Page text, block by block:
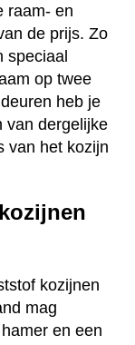
raam- en
de prijs. Zo
speciaal
op twee
heb je
van dergelijke
van het kozijn
kozijnen
mag
en een